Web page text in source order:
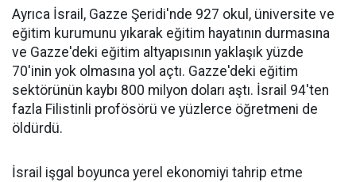
Ayrıca İsrail, Gazze Şeridi'nde 927 okul, üniversite ve
eğitim kurumunu yıkarak eğitim hayatının durmasına
ve Gazze'deki eğitim altyapısının yaklaşık yüzde
70'inin yok olmasına yol açtı. Gazze'deki eğitim
sektörünün kaybı 800 milyon doları aştı. İsrail 94'ten
fazla Filistinli profösörü ve yüzlerce öğretmeni de
öldürdü.
İsrail işgal boyunca yerel ekonomiyi tahrip etme